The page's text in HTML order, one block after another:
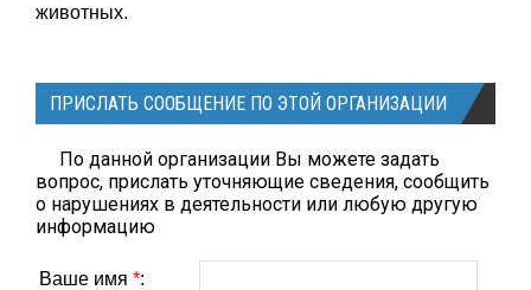
животных.
ПРИСЛАТЬ СООБЩЕНИЕ ПО ЭТОЙ ОРГАНИЗАЦИИ
По данной организации Вы можете задать
вопрос, прислать уточняющие сведения, сообщить
о нарушениях в деятельности или любую другую
информацию
Ваше имя *: